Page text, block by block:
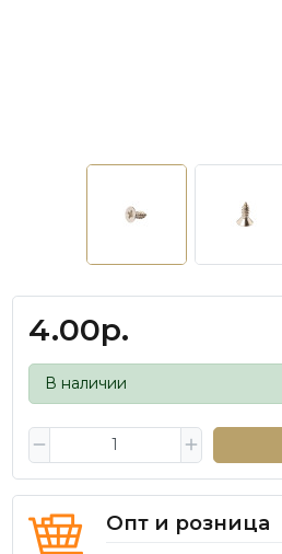
4.00р.
В наличии
Опт и розница